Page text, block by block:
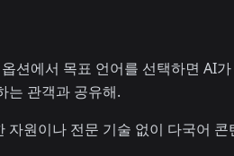
션에서 목표 언어를 선택하면 AI
는 관객과 공유해.
원이나 전문 기술 없이 다국어